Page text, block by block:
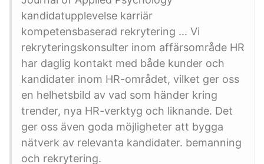
kandidatupplevelse karriär
kompetensbaserad rekrytering … Vi
rekryteringskonsulter inom affärsområde HR
har daglig kontakt med både kunder och
kandidater inom HR-området, vilket ger oss
en helhetsbild av vad som händer kring
trender, nya HR-verktyg och liknande. Det
ger oss även goda möjligheter att bygga
nätverk av relevanta kandidater. bemanning
och rekrytering.